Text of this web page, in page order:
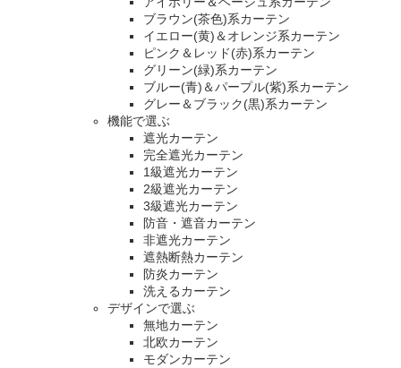
ブラウン(茶色)系カーテン
イエロー(黄)＆オレンジ系カーテン
ピンク＆レッド(赤)系カーテン
グリーン(緑)系カーテン
ブルー(青)＆パープル(紫)系カーテン
グレー＆ブラック(黒)系カーテン
機能で選ぶ
遮光カーテン
完全遮光カーテン
1級遮光カーテン
2級遮光カーテン
3級遮光カーテン
防音・遮音カーテン
非遮光カーテン
遮熱断熱カーテン
防炎カーテン
洗えるカーテン
デザインで選ぶ
無地カーテン
北欧カーテン
モダンカーテン